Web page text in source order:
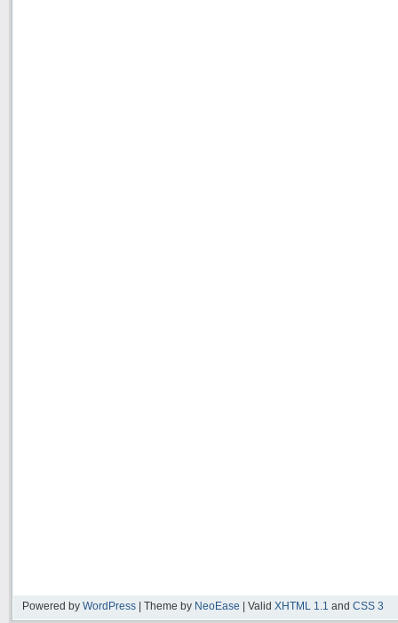
Powered by WordPress | Theme by NeoEase | Valid XHTML 1.1 and CSS 3